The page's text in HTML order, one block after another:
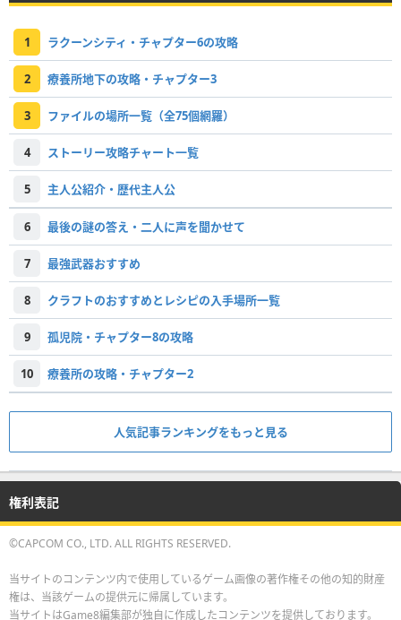
1 ラクーンシティ・チャプター6の攻略
2 療養所地下の攻略・チャプター3
3 ファイルの場所一覧（全75個網羅）
4 ストーリー攻略チャート一覧
5 主人公紹介・歴代主人公
6 最後の謎の答え・二人に声を聞かせて
7 最強武器おすすめ
8 クラフトのおすすめとレシピの入手場所一覧
9 孤児院・チャプター8の攻略
10 療養所の攻略・チャプター2
人気記事ランキングをもっと見る
権利表記
©CAPCOM CO., LTD. ALL RIGHTS RESERVED.
当サイトのコンテンツ内で使用しているゲーム画像の著作権その他の知的財産
権は、当該ゲームの提供元に帰属しています。
当サイトはGame8編集部が独自に作成したコンテンツを提供しております。